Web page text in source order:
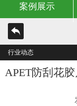
案例展示
行业动态
APET防刮花